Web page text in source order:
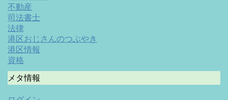
不動産
司法書士
法律
港区おじさんのつぶやき
港区情報
資格
メタ情報